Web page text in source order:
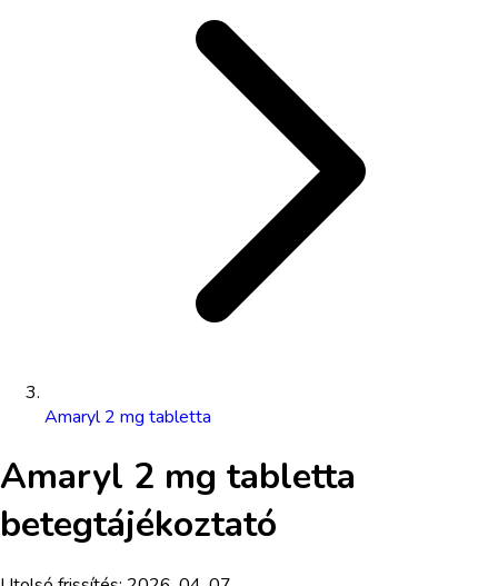
Amaryl 2 mg tabletta
Amaryl 2 mg tabletta
betegtájékoztató